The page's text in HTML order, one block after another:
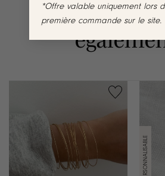
*Offre valable uniquement lors
première commande sur le site.
Vous